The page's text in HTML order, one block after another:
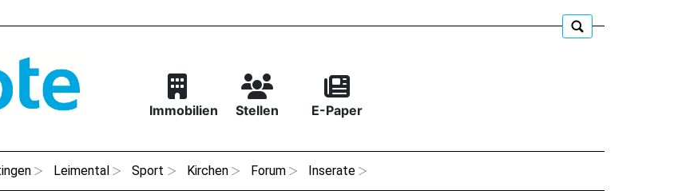
Immobilien Stellen E-Paper
Leimental Sport Kirchen Forum Inserate